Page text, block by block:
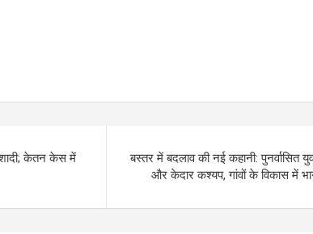
शादी; केतन केस में
बस्तर में बदलाव की नई कहानी: पुनर्वासित
और केदार कश्यप, गांवों के विकास में